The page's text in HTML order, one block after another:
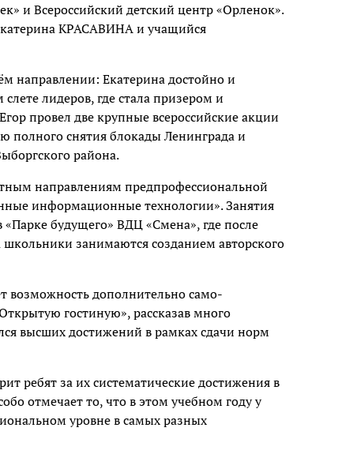
и Всероссийский детский центр «Орленок».
КРАСАВИНА и учащийся
направлении: Екатерина достойно и
лидеров, где стала призером и
провел две крупные всероссийские акции
снятия блокады Ленинграда и
района.
направлениям предпрофессиональной
информационные технологии». Занятия
будущего» ВДЦ «Смена», где после
занимаются созданием авторского
возможность дополнительно само-
гостиную», рассказав много
высших достижений в рамках сдачи норм
ребят за их систематические достижения в
отмечает то, что в этом учебном году у
уровне в самых разных